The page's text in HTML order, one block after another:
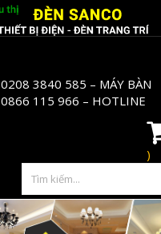
0208 3840 585 – MÁY BÀN
0866 115 966 – HOTLINE
)